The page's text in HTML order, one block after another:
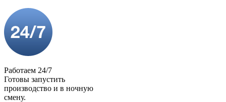
Работаем 24/7
Готовы запустить
производство и в ночную
смену.